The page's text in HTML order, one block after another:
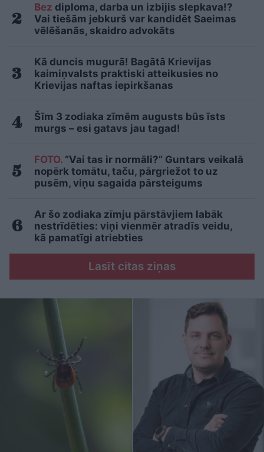
Bez diploma, darba un izbijis slepkava!?
Vai tiešām jebkurš var kandidēt Saeimas
vēlēšanās, skaidro advokāts
Kā duncis mugurā! Bagātā Krievijas
kaimiņvalsts praktiski atteikusies no
Krievijas naftas iepirkšanas
Šīm 3 zodiaka zīmēm augusts būs īsts
murgs – esi gatavs jau tagad!
FOTO. “Vai tas ir normāli?” Guntars veikalā
nopērk tomātu, taču, pārgriežot to uz
pusēm, viņu sagaida pārsteigums
Ar šo zodiaka zīmju pārstāvjiem labāk
nestrīdēties: viņi vienmēr atradīs veidu,
kā pamatīgi atriebties
Lasīt citas ziņas